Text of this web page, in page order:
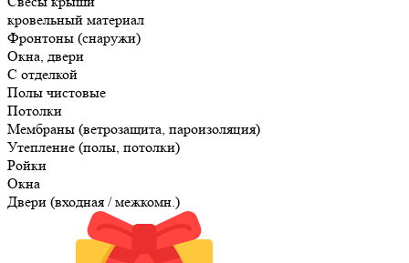
кровельный материал
Фронтоны (снаружи)
Окна, двери
С отделкой
Полы чистовые
Потолки
Мембраны (ветрозащита, пароизоляция)
Утепление (полы, потолки)
Ройки
Окна
Двери (входная / межкомн.)